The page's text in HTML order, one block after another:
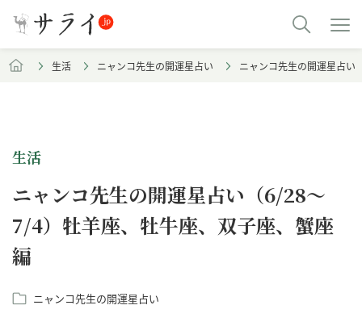
生活 ニャンコ先生の開運星占い ニャンコ先生の開運星占
生活
ニャンコ先生の開運星占い（6/28～
7/4）牡羊座、牡牛座、双子座、蟹座
編
ニャンコ先生の開運星占い